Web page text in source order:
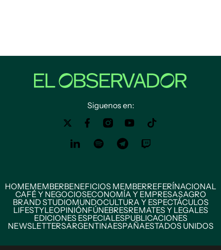
Siguenos en:
HOMEMEMBERBENEFICIOS MEMBERREFERÍNACIONAL
CAFÉ Y NEGOCIOSECONOMÍA Y EMPRESASAGRO
BRAND STUDIOMUNDOCULTURA Y ESPECTÁCULOS
LIFESTYLEOPINIÓNFÚNEBRESREMATES Y LEGALES
EDICIONES ESPECIALESPUBLICACIONES
NEWSLETTERSARGENTINAESPAÑAESTADOS UNIDOS